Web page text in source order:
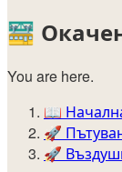
🚟
You are here.
📖
🚀️
🚀